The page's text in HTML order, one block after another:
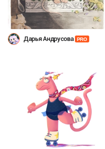
Дарья Андрусова PRO